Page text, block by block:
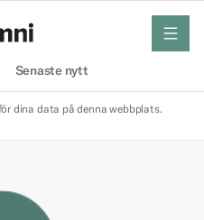
Senaste nytt
meny
dina data på denna webbplats.